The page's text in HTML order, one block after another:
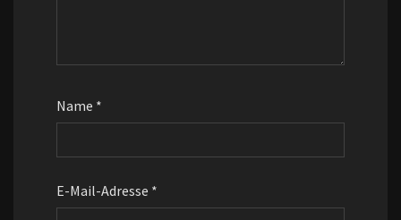
Name *
E-Mail-Adresse *